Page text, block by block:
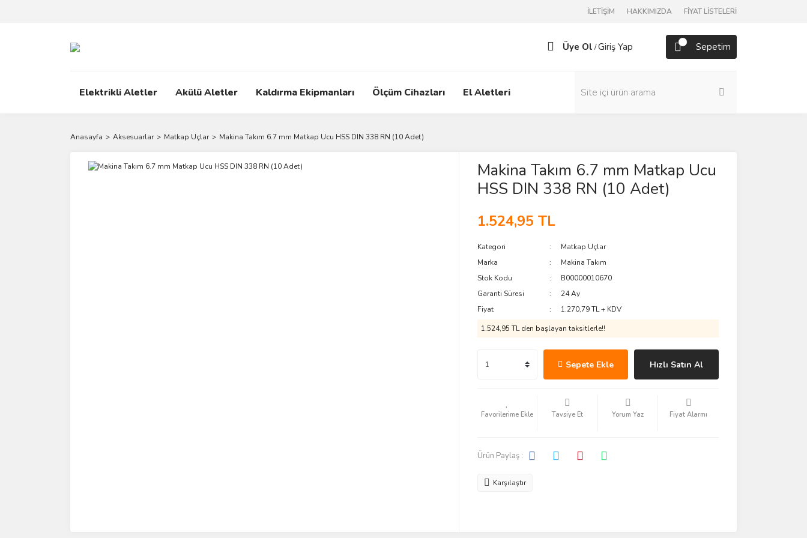
İLETİŞİM HAKKIMIZDA FİYAT LİSTELERİ
Üye Ol /Giriş Yap Sepetim
Elektrikli Aletler Akülü Aletler Kaldırma Ekipmanları Ölçüm Cihazları El Aletleri
Anasayfa Aksesuarlar Matkap Uçlar Makina Takım 6.7 mm Matkap Ucu HSS DIN 338 RN (10 Adet)
Makina Takım 6.7 mm Matkap Ucu
HSS DIN 338 RN (10 Adet)
1.524,95 TL
Kategori
Matkap Uçlar
Marka
Makina Takım
Stok Kodu
B00000010670
Garanti Süresi
24 Ay
Fiyat
1.270,79 TL + KDV
1.524,95 TL den başlayan taksitlerle!!
Sepete Ekle Hızlı Satın Al
Tavsiye Et Yorum Yaz Fiyat Alarmı
Ürün Paylaş :
Karşılaştır